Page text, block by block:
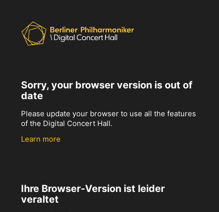
Sorry, your browser version is out of
date
Please update your browser to use all the features
of the Digital Concert Hall.
Learn more
Ihre Browser-Version ist leider
veraltet